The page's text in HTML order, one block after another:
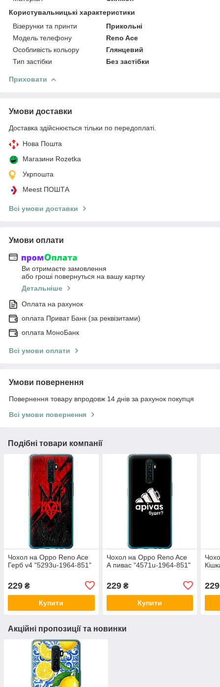
Користувальницькі характеристики
Візерунки та принти
Прикольні
Модель телефону
Reno Ace
Особливість кольору
Глянцевий
Тип застібки
Без застібки
Приховати
Умови доставки
Доставка здійснюється тільки по передоплаті.
Нова Пошта
Магазини Rozetka
Укрпошта
Meest ПОШТА
Всі умови доставки
Умови оплати
Ви отримаєте замовлення
або гроші повернуться на вашу картку
Детальніше
Оплата на рахунок
оплата Приват Банк (за реквізитами)
оплата МоноБанк
Всі умови оплати
Умови повернення
Повернення товару впродовж 14 днів за рахунок покупця
Всі умови повернення
Подібні товари компанії
Чохол на Oppo Reno Ace
Герб v4 "5293u-1964-851"
229 ₴
Купити
Чохол на Oppo Reno Ace
А пивас "4571u-1964-851"
229₴
Купити
229
Акційні пропозиції та новинки